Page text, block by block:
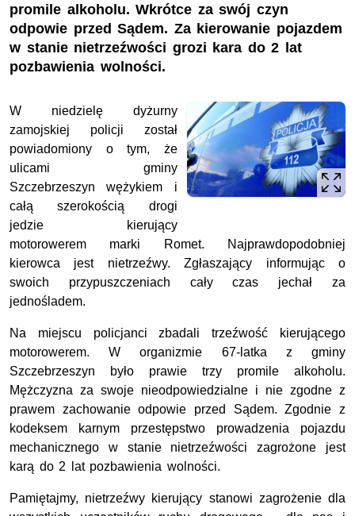
promile alkoholu. Wkrótce za swój czyn
odpowie przed Sądem. Za kierowanie pojazdem
w stanie nietrzeźwości grozi kara do 2 lat
pozbawienia wolności.
W niedzielę dyżurny
zamojskiej policji został
powiadomiony o tym, że
ulicami gminy
Szczebrzeszyn wężykiem i
całą szerokością drogi
jedzie kierujący
motorowerem marki Romet. Najprawdopodobniej
kierowca jest nietrzeźwy. Zgłaszający informując o
swoich przypuszczeniach cały czas jechał za
jednośladem.
Na miejscu policjanci zbadali trzeźwość kierującego
motorowerem. W organizmie 67-latka z gminy
Szczebrzeszyn było prawie trzy promile alkoholu.
Mężczyzna za swoje nieodpowiedzialne i nie zgodne z
prawem zachowanie odpowie przed Sądem. Zgodnie z
kodeksem karnym przestępstwo prowadzenia pojazdu
mechanicznego w stanie nietrzeźwości zagrożone jest
karą do 2 lat pozbawienia wolności.
Pamiętajmy, nietrzeźwy kierujący stanowi zagrożenie dla